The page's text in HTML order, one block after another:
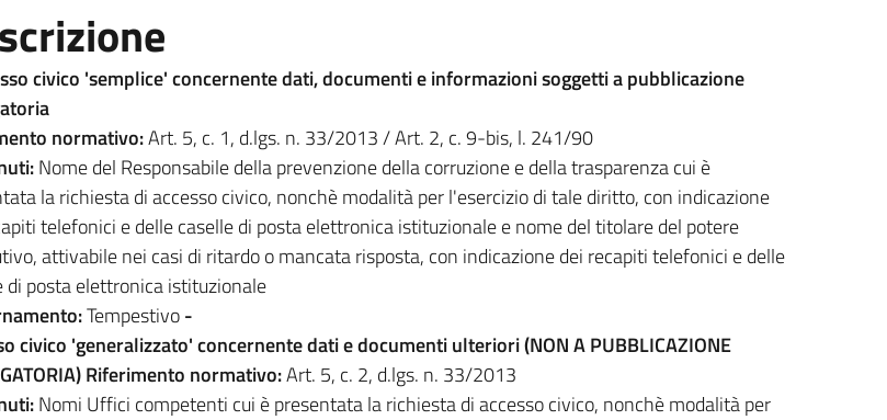
civico 'semplice' concernente dati, documenti e informazioni soggetti a pubblicazione
normativo:Art. 5, c. 1, d.lgs. n. 33/2013 / Art. 2, c. 9-bis, l. 241/90
Nome del Responsabile della prevenzione della corruzione e della trasparenza cui è
la richiesta di accesso civico, nonchè modalità per l'esercizio di tale diritto, con indicazione
telefonici e delle caselle di posta elettronica istituzionale e nome del titolare del potere
attivabile nei casi di ritardo o mancata risposta, con indicazione dei recapiti telefonici e delle
di posta elettronica istituzionale
Tempestivo-
civico 'generalizzato' concernente dati e documenti ulteriori (NON A PUBBLICAZIONE
Riferimento normativo:Art. 5, c. 2, d.lgs. n. 33/2013
Nomi Uffici competenti cui è presentata la richiesta di accesso civico, nonchè modalità per